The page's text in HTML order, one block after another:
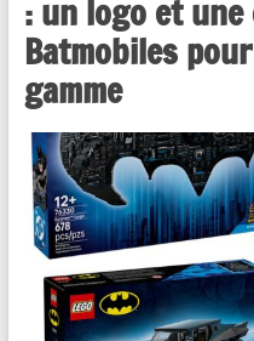
: un logo et
Batmobiles
gamme